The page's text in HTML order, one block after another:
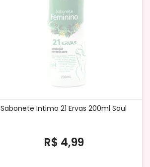
Sabonete Intimo 21 Ervas 200ml Soul
R$ 4,99